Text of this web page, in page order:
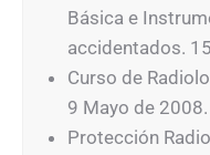
Básica e
accidentados.
Curso de
9 Mayo de 2008.
Protección